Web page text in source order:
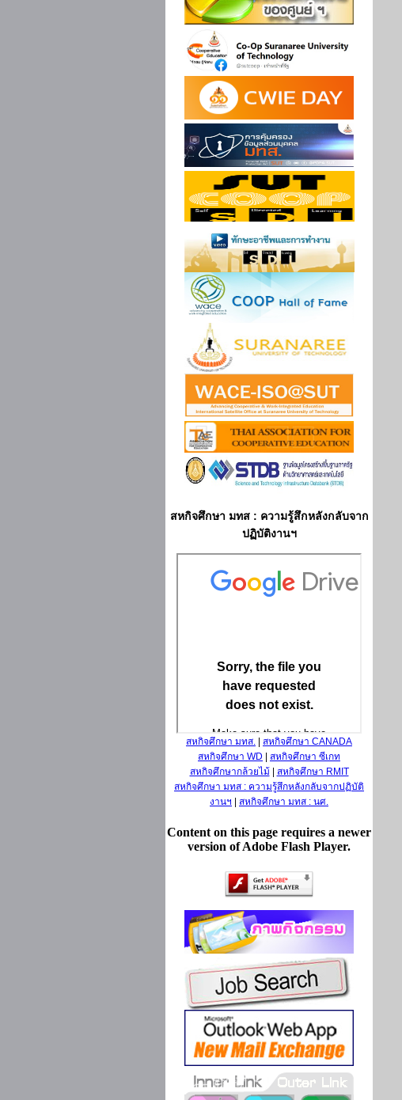
สหกิจศึกษา มทส : ความรู้สึกหลังกลับจาก
ปฏิบัติงานฯ
สหกิจศึกษา มทส.
สหกิจศึกษา CANADA
สหกิจศึกษา WD
สหกิจศึกษา ซีเกท
สหกิจศึกษากล้วยไม้
สหกิจศึกษา RMIT
สหกิจศึกษา มทส : ความรู้สึกหลังกลับจากปฏิบัติ
งานฯ
สหกิจศึกษา มทส : นศ.
Content on this page requires a newer
version of Adobe Flash Player.